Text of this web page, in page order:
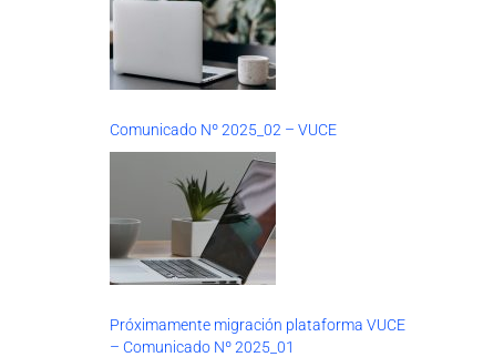
Comunicado Nº 2025_02 – VUCE
Próximamente migración plataforma VUCE
– Comunicado Nº 2025_01